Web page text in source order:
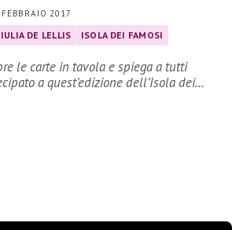
2017
DE LELLIS ISOLA DEI FAMOSI
le carte in tavola e spiega a tutti
a quest’edizione dell’Isola dei…